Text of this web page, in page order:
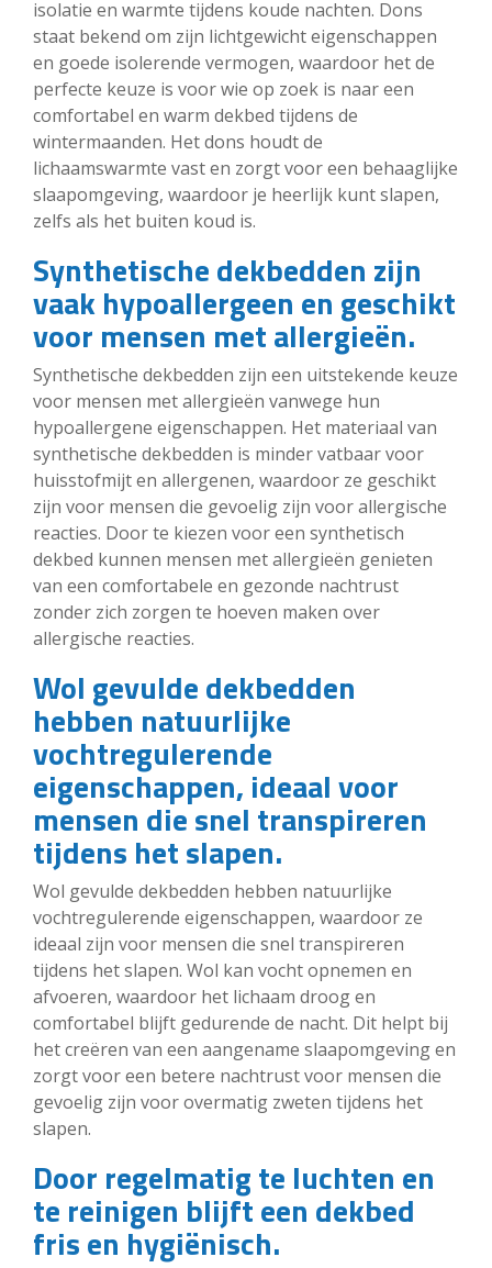
isolatie en warmte tijdens koude nachten. Dons
staat bekend om zijn lichtgewicht eigenschappen
en goede isolerende vermogen, waardoor het de
perfecte keuze is voor wie op zoek is naar een
comfortabel en warm dekbed tijdens de
wintermaanden. Het dons houdt de
lichaamswarmte vast en zorgt voor een behaaglijke
slaapomgeving, waardoor je heerlijk kunt slapen,
zelfs als het buiten koud is.
Synthetische dekbedden zijn
vaak hypoallergeen en geschikt
voor mensen met allergieën.
Synthetische dekbedden zijn een uitstekende keuze
voor mensen met allergieën vanwege hun
hypoallergene eigenschappen. Het materiaal van
synthetische dekbedden is minder vatbaar voor
huisstofmijt en allergenen, waardoor ze geschikt
zijn voor mensen die gevoelig zijn voor allergische
reacties. Door te kiezen voor een synthetisch
dekbed kunnen mensen met allergieën genieten
van een comfortabele en gezonde nachtrust
zonder zich zorgen te hoeven maken over
allergische reacties.
Wol gevulde dekbedden
hebben natuurlijke
vochtregulerende
eigenschappen, ideaal voor
mensen die snel transpireren
tijdens het slapen.
Wol gevulde dekbedden hebben natuurlijke
vochtregulerende eigenschappen, waardoor ze
ideaal zijn voor mensen die snel transpireren
tijdens het slapen. Wol kan vocht opnemen en
afvoeren, waardoor het lichaam droog en
comfortabel blijft gedurende de nacht. Dit helpt bij
het creëren van een aangename slaapomgeving en
zorgt voor een betere nachtrust voor mensen die
gevoelig zijn voor overmatig zweten tijdens het
slapen.
Door regelmatig te luchten en
te reinigen blijft een dekbed
fris en hygiënisch.